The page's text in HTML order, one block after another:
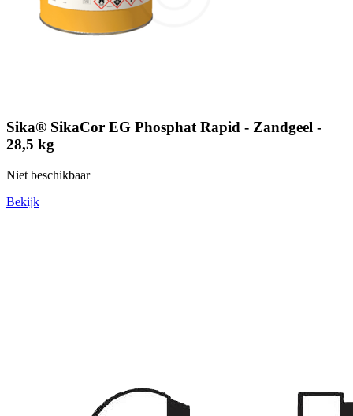
Sika® SikaCor EG Phosphat Rapid - Zandgeel -
28,5 kg
Niet beschikbaar
Bekijk